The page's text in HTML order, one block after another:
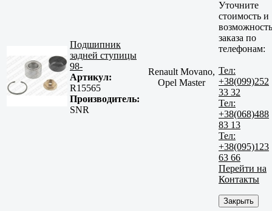
Подшипник
задней ступицы
98-
Артикул:
R15565
Производитель:
SNR
Renault Movano,
Opel Master
Уточните
стоимость и
возможность
заказа по
телефонам:
Тел:
+38(099)252
33 32
Тел:
+38(068)488
83 13
Тел:
+38(095)123
63 66
Перейти на
Контакты
Закрыть